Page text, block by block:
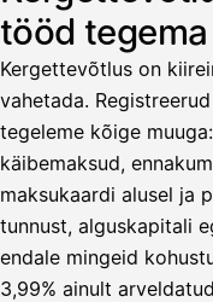
tööd
Kergettevõtlus on
vahetada.
tegeleme kõige
käibemaksud,
maksukaardi alusel ja
tunnust, alguskapitali
endale mingeid
3,99% ainult